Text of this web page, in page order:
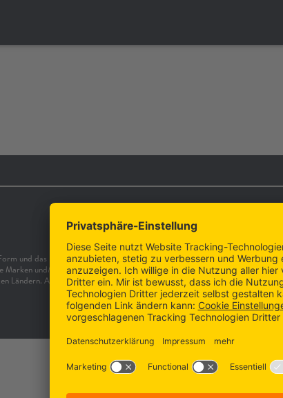
und das Erscheinungsbild des Sensors, die Farbe Gelb sowie
Marken und/oder Designs sind das geistige Eigentum der Abbott
Ländern. Andere Marken sind Eigentum ihrer jeweiligen